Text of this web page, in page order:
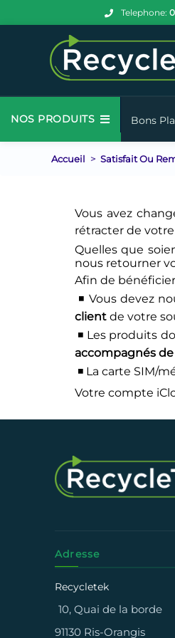
Telephone:
NOS PRODUITS Bons
Accueil Satisfait Ou
Vous avez
rétracter de
Quelles que
nous retourner
Afin de
◾ Vous devez
client de votre
◾ Les produits
accompagnés de
◾ La carte SIM/
Votre compte
Adresse
Recycletek
10, Quai de la borde
91130 Ris-Orangis